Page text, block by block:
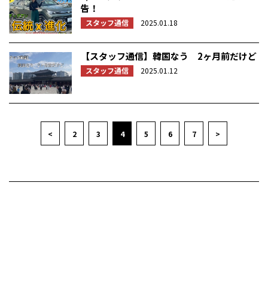
告！
スタッフ通信 2025.01.18
【スタッフ通信】韓国なう 2ヶ月前だけど
スタッフ通信 2025.01.12
< 2 3 4 5 6 7 >